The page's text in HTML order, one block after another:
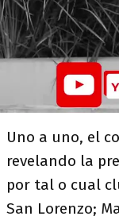
Uno a uno, el
revelando la
por tal o cual
San Lorenzo;